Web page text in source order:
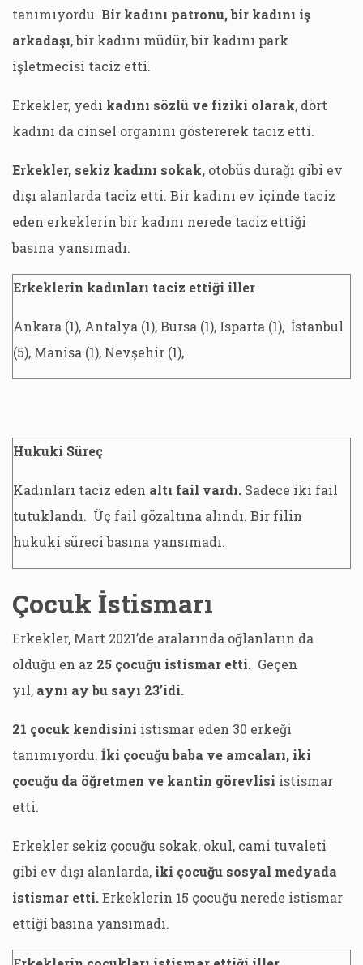
tanımıyordu. Bir kadını patronu, bir kadını iş
arkadaşı, bir kadını müdür, bir kadını park
işletmecisi taciz etti.
Erkekler, yedi kadını sözlü ve fiziki olarak, dört
kadını da cinsel organını göstererek taciz etti.
Erkekler, sekiz kadını sokak, otobüs durağı gibi ev
dışı alanlarda taciz etti. Bir kadını ev içinde taciz
eden erkeklerin bir kadını nerede taciz ettiği
basına yansımadı.
Erkeklerin kadınları taciz ettiği iller
Ankara (1), Antalya (1), Bursa (1), Isparta (1), İstanbul
(5), Manisa (1), Nevşehir (1),
Hukuki Süreç
Kadınları taciz eden altı fail vardı. Sadece iki fail
tutuklandı. Üç fail gözaltına alındı. Bir filin
hukuki süreci basına yansımadı.
Çocuk İstismarı
Erkekler, Mart 2021’de aralarında oğlanların da
olduğu en az 25 çocuğu istismar etti. Geçen
yıl, aynı ay bu sayı 23’idi.
21 çocuk kendisini istismar eden 30 erkeği
tanımıyordu. İki çocuğu baba ve amcaları, iki
çocuğu da öğretmen ve kantin görevlisi istismar
etti.
Erkekler sekiz çocuğu sokak, okul, cami tuvaleti
gibi ev dışı alanlarda, iki çocuğu sosyal medyada
istismar etti.Erkeklerin 15 çocuğu nerede istismar
ettiği basına yansımadı.